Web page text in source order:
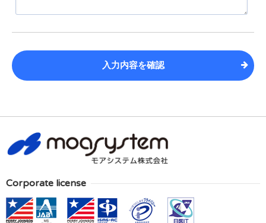
Corporate license